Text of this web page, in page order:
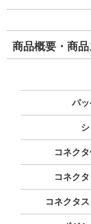
商品概要・商品
パ
コネク
コネク
コネクタ